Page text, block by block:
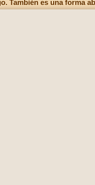
También es una forma